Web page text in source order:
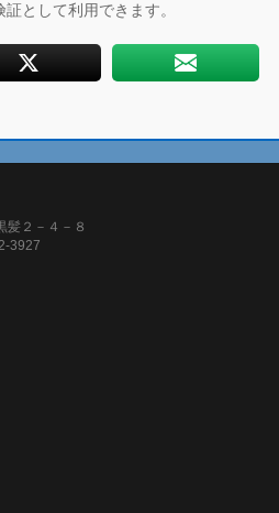
として利用できます。
髪２－４－８
3927